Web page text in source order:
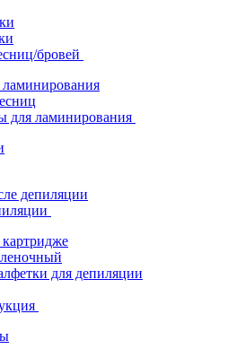
бровей
для ламинирования
депиляции
для депиляции